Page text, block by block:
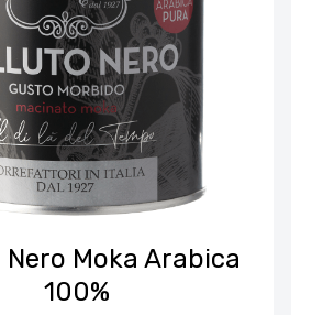
Moka Arabica
100%